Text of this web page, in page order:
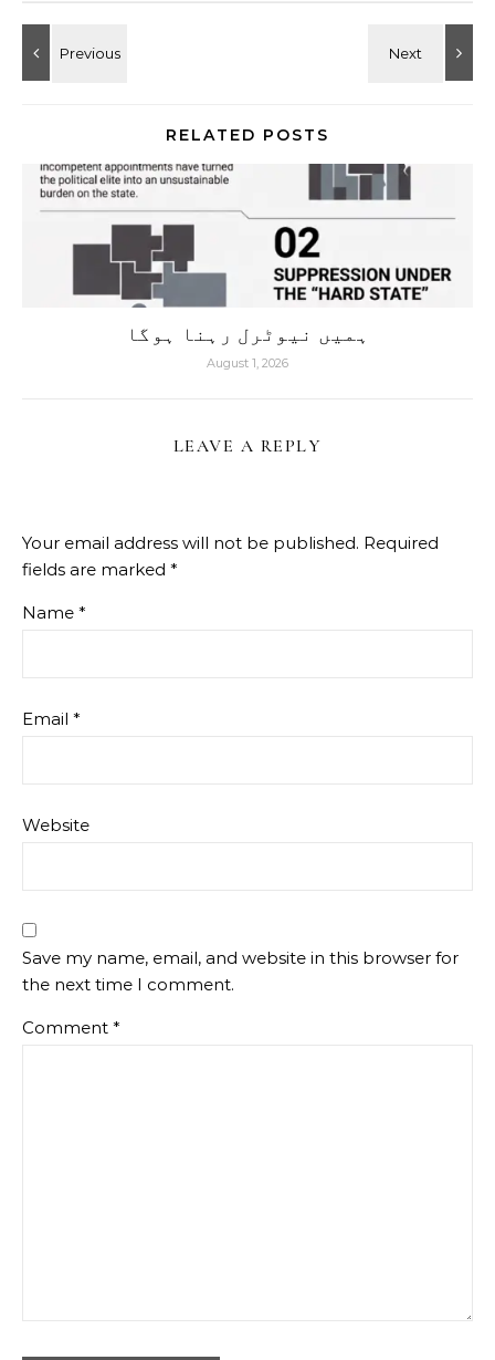
RELATED POSTS
ہمیں نیوٹرل رہنا ہوگا
August 1, 2026
LEAVE A REPLY
Your email address will not be published. Required
fields are marked *
Name *
Email *
Website
Save my name, email, and website in this browser for
the next time I comment.
Comment *